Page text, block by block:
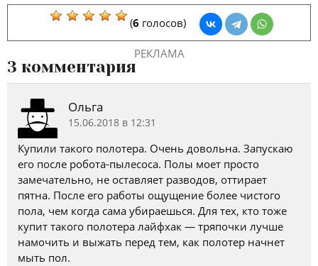
(6 голосов)
РЕКЛАМА
3 комментария
Ольга
15.06.2018 в 12:31
Купили такого полотера. Очень довольна. Запускаю
его после робота-пылесоса. Полы моет просто
замечательно, не оставляет разводов, оттирает
пятна. После его работы ощущение более чистого
пола, чем когда сама убираешься. Для тех, кто тоже
купит такого полотера лайфхак — тряпочки лучше
намочить и выжать перед тем, как полотер начнет
мыть пол.